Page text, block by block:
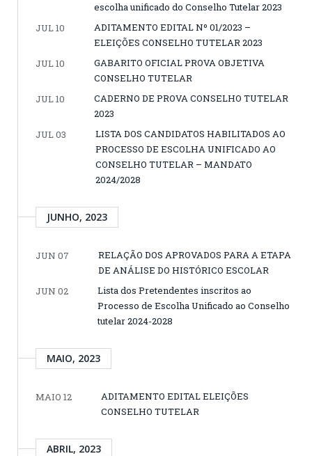
escolha unificado do Conselho Tutelar 2023
JUL 10
ADITAMENTO EDITAL Nº 01/2023 –
ELEIÇÕES CONSELHO TUTELAR 2023
JUL 10
GABARITO OFICIAL PROVA OBJETIVA
CONSELHO TUTELAR
JUL 10
CADERNO DE PROVA CONSELHO TUTELAR
2023
JUL 03
LISTA DOS CANDIDATOS HABILITADOS AO
PROCESSO DE ESCOLHA UNIFICADO AO
CONSELHO TUTELAR – MANDATO
2024/2028
JUNHO, 2023
JUN 07
RELAÇÃO DOS APROVADOS PARA A ETAPA
DE ANÁLISE DO HISTÓRICO ESCOLAR
JUN 02
Lista dos Pretendentes inscritos ao
Processo de Escolha Unificado ao Conselho
tutelar 2024-2028
MAIO, 2023
MAIO 12
ADITAMENTO EDITAL ELEIÇÕES
CONSELHO TUTELAR
ABRIL, 2023